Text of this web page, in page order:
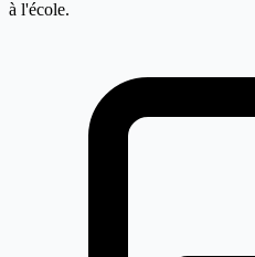
à l'école.